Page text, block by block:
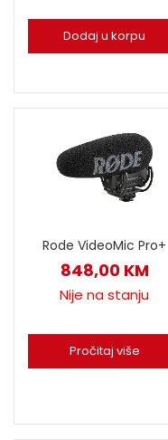
Dodaj u korpu
Rode VideoMic Pro+
848,00 KM
Nije na stanju
Pročitaj više